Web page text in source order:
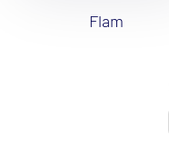
Flam